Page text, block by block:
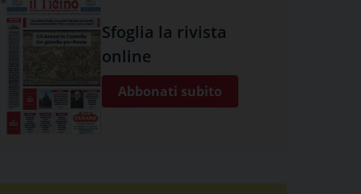
Sfoglia la rivista
online
Abbonati subito